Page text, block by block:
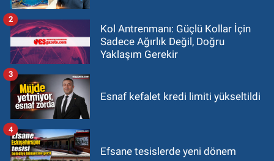
Kol Antrenmanı: Güçlü Kollar İçin
Sadece Ağırlık Değil, Doğru
Yaklaşım Gerekir
2
Esnaf kefalet kredi limiti yükseltildi
3
Efsane tesislerde yeni dönem
4